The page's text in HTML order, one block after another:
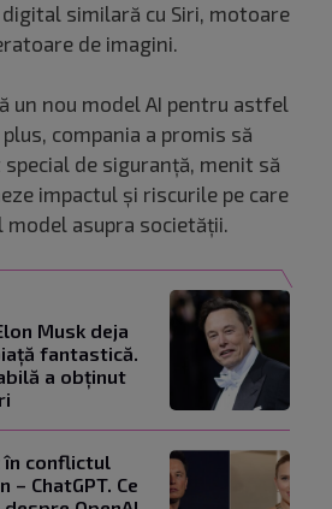
similară cu Siri, motoare
de imagini.
un nou model AI pentru astfel
compania a promis să
de siguranță, menit să
impactul și riscurile pe care
model asupra societății.
Musk deja
fantastică.
a obținut
în conflictul
ChatGPT. Ce